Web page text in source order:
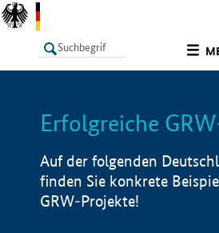
LISTE
Erfolgreiche
Auf der folgenden
finden Sie konkrete
GRW-Projekte!